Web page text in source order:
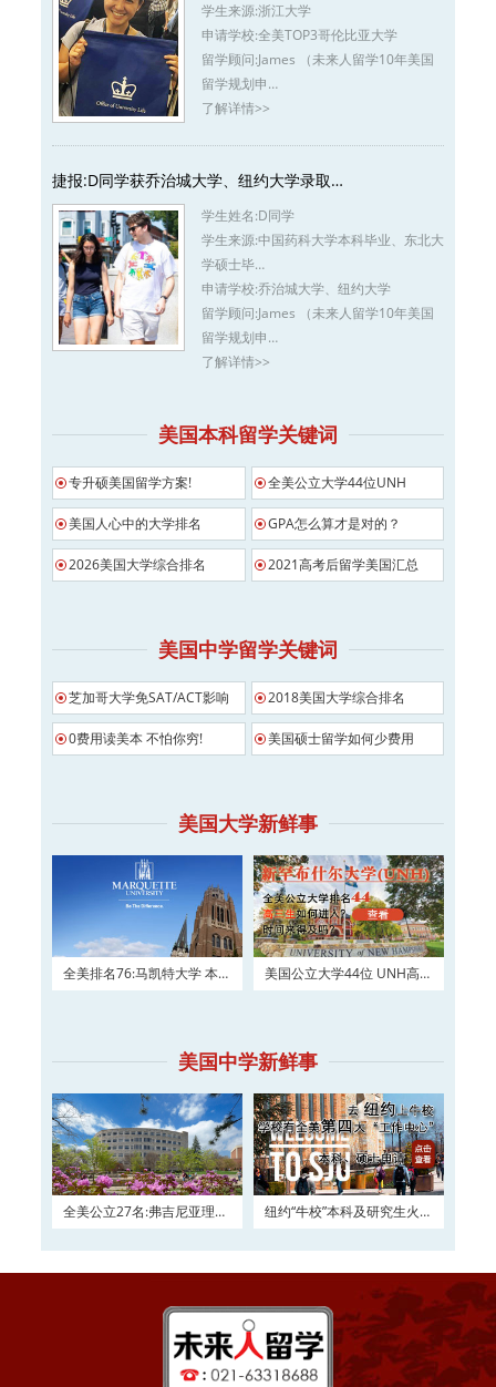
学生来源:浙江大学
申请学校:全美TOP3哥伦比亚大学
留学顾问:James （未来人留学10年美国
留学规划申…
了解详情>>
捷报:D同学获乔治城大学、纽约大学录取…
学生姓名:D同学
学生来源:中国药科大学本科毕业、东北大
学硕士毕…
申请学校:乔治城大学、纽约大学
留学顾问:James （未来人留学10年美国
留学规划申…
了解详情>>
美国本科留学关键词
专升硕美国留学方案! 全美公立大学44位UNH
美国人心中的大学排名 GPA怎么算才是对的？
2026美国大学综合排名 2021高考后留学美国汇总
美国中学留学关键词
芝加哥大学免SAT/ACT影响 2018美国大学综合排名
0费用读美本 不怕你穷! 美国硕士留学如何少费用
美国大学新鲜事
全美排名76:马凯特大学 本科
美国公立大学44位 UNH高三
美国中学新鲜事
全美公立27名:弗吉尼亚理工
纽约“牛校”本科及研究生火热